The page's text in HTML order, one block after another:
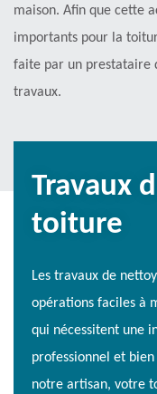
maison. Afin que cette
importants pour la
faite par un prestataire
travaux.
Travaux
toiture
Les travaux de
opérations faciles à
qui nécessitent une
professionnel et
notre artisan, votre